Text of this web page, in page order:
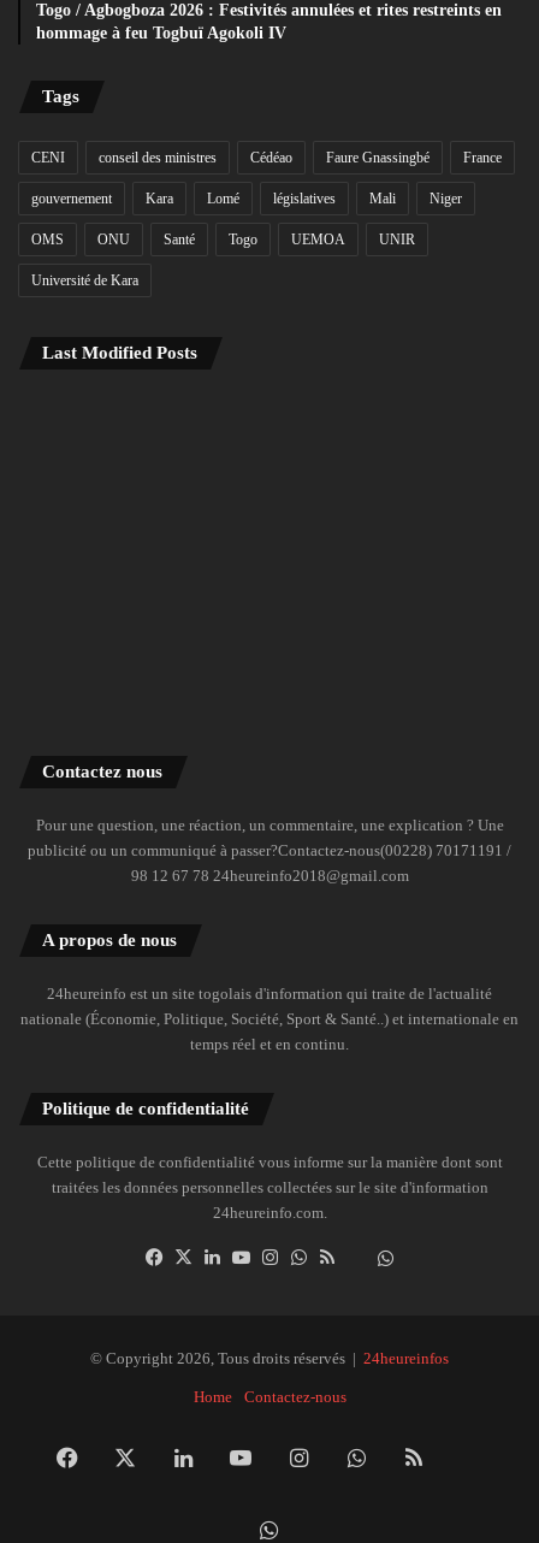
Togo / Agbogboza 2026 : Festivités annulées et rites restreints en
hommage à feu Togbuï Agokoli IV
Tags
CENI conseil des ministres Cédéao Faure Gnassingbé France
gouvernement Kara Lomé législatives Mali Niger
OMS ONU Santé Togo UEMOA UNIR
Université de Kara
Last Modified Posts
Contactez nous
Pour une question, une réaction, un commentaire, une explication ? Une
publicité ou un communiqué à passer?Contactez-nous(00228) 70171191 /
98 12 67 78 24heureinfo2018@gmail.com
A propos de nous
24heureinfo est un site togolais d'information qui traite de l'actualité
nationale (Économie, Politique, Société, Sport & Santé..) et internationale en
temps réel et en continu.
Politique de confidentialité
Cette politique de confidentialité vous informe sur la manière dont sont
traitées les données personnelles collectées sur le site d'information
24heureinfo.com.
Facebook
X LinkedinYouTubeInstagramWhatsAppDailymotion
© Copyright 2026, Tous droits réservés | 24heureinfos
Home Contactez-nous
Facebook LinkedinYouTubeInstagramWhatsApp
RSS